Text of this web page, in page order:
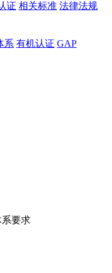
证 相关标准 法律法规
系 有机认证 GAP
要求